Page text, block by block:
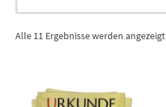
Alle 11 Ergebnisse werden angezeigt